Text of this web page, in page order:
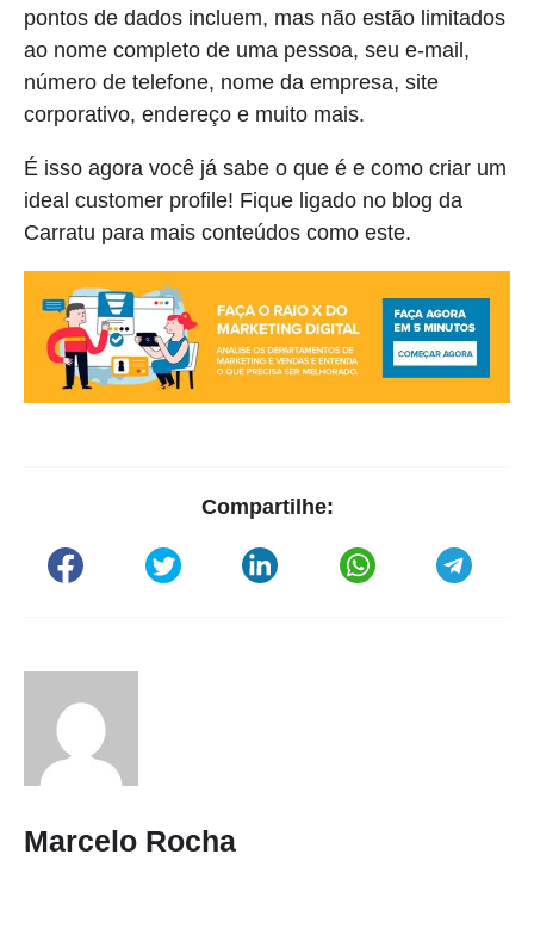
pontos de dados incluem, mas não estão limitados
ao nome completo de uma pessoa, seu e-mail,
número de telefone, nome da empresa, site
corporativo, endereço e muito mais.
É isso agora você já sabe o que é e como criar um
ideal customer profile! Fique ligado no blog da
Carratu para mais conteúdos como este.
Compartilhe:
Marcelo Rocha